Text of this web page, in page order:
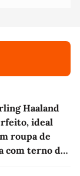
Haaland
ideal
roupa de
com terno de